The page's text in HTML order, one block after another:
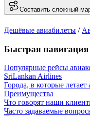
Составить сложный
Дешёвые авиабилеты /
Быстрая навигация
Популярные рейсы
SriLankan Airlines
Города, в которые
Преимущества
Что говорят наши
Часто задаваемые